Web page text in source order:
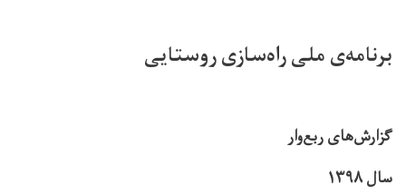
برنامه‌ی ملی راه‌سازی روستایی
گزارش‌های ربع‌وار
سال ۱۳۹۸